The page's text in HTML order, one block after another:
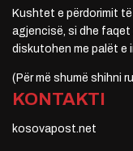
Kushtet e përdorimit
agjencisë, si dhe
diskutohen me palët e
(Për më shumë shihni
KONTAKTI
kosovapost.net